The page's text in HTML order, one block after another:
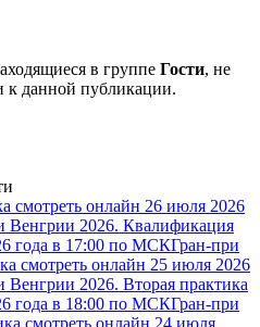
в группе Гости, не
к данной публикации.
смотреть онлайн 26 июля 2026
Венгрии 2026. Квалификация
года в 17:00 по МСКГран-при
смотреть онлайн 25 июля 2026
Венгрии 2026. Вторая практика
года в 18:00 по МСКГран-при